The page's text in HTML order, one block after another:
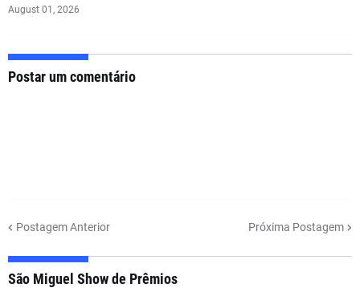
August 01, 2026
Postar um comentário
Postagem Anterior Próxima Postagem
São Miguel Show de Prêmios